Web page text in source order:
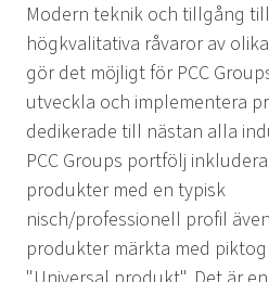
Modern teknik och tillgång till
högkvalitativa råvaror av
gör det möjligt för PCC
utveckla och implementera
dedikerade till nästan alla
PCC Groups portfölj
produkter med en typisk
nisch/professionell profil
produkter märkta med